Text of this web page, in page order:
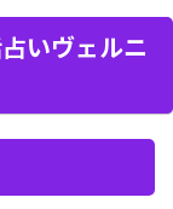
いヴェルニ